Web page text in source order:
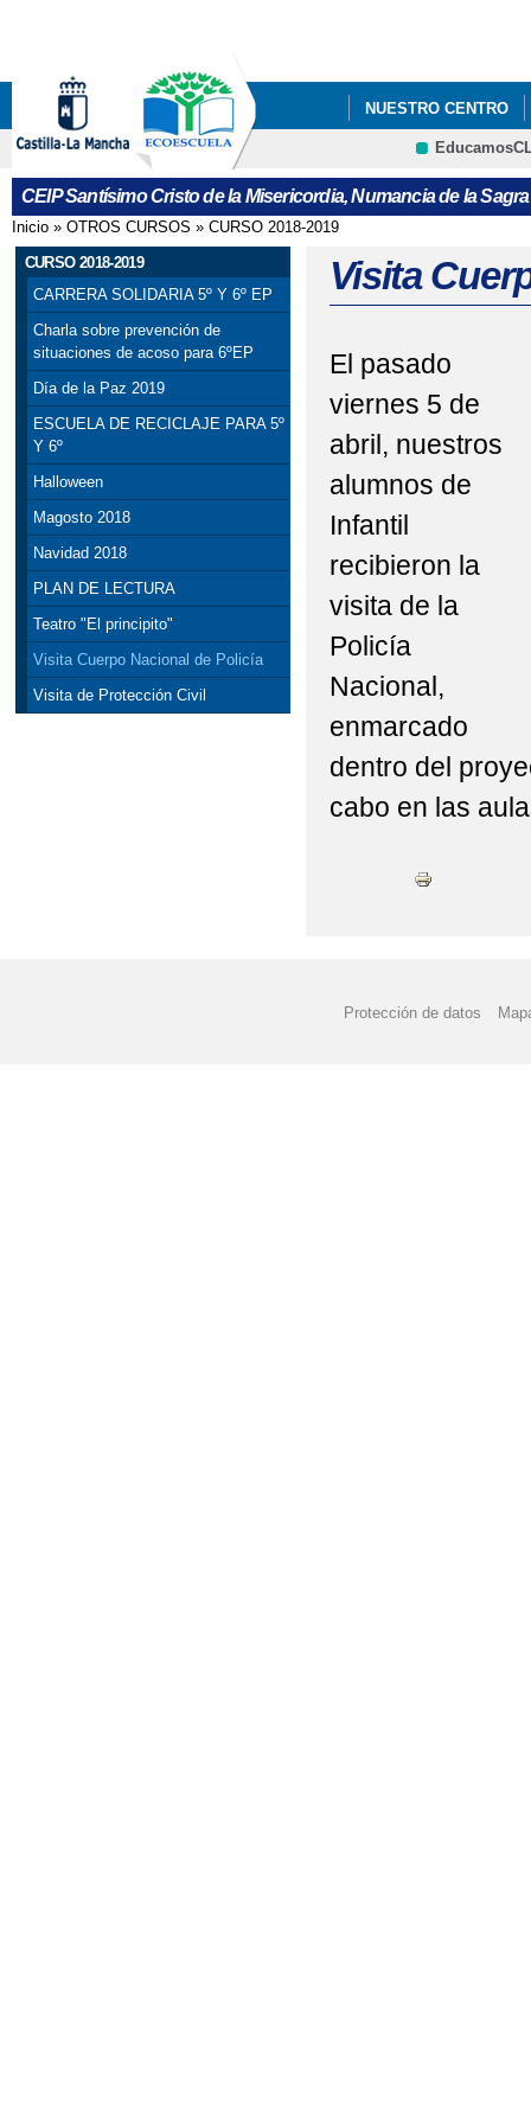
NUESTRO CENTRO
CURSO 2023-2024
LISTADO DE LIBROS
LISTADO LIBROS
MENÚ COMEDOR
MENÚS DICIEMBRE
PROCESO ADMISIÓN
CEIP Santísimo Cristo de la Misericordia, Numancia de la
Se encuentra usted aquí
Inicio » OTROS CURSOS » CURSO 2018-2019
CURSO 2018-2019
CARRERA SOLIDARIA 5º Y 6º EP
Charla sobre prevención de
situaciones de acoso para 6ºEP
Día de la Paz 2019
ESCUELA DE RECICLAJE PARA 5º
Y 6º
Halloween
Magosto 2018
Navidad 2018
PLAN DE LECTURA
Teatro "El principito"
Visita Cuerpo Nacional de Policía
Visita de Protección Civil
Visita
El pasado
viernes 5 de
abril, nuestros
alumnos de
Infantil
recibieron la
visita de la
Policía
Nacional,
enmarcado
dentro del
cabo en las
Protección de datos